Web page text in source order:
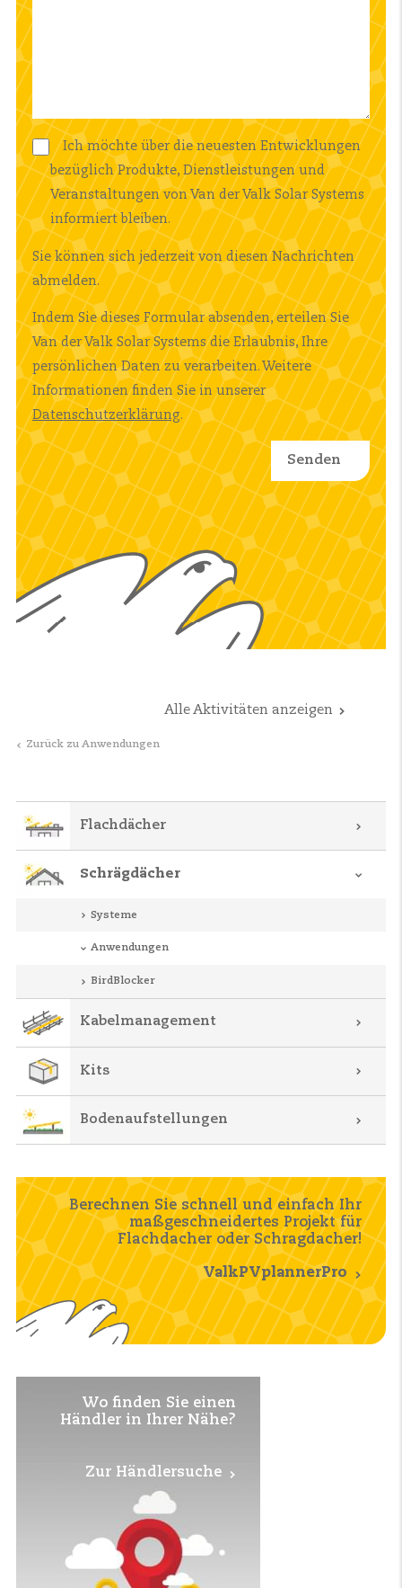
Ich möchte über die neuesten Entwicklungen
bezüglich Produkte, Dienstleistungen und
Veranstaltungen von Van der Valk Solar Systems
informiert bleiben.
Sie können sich jederzeit von diesen Nachrichten
abmelden.
Indem Sie dieses Formular absenden, erteilen Sie
Van der Valk Solar Systems die Erlaubnis, Ihre
persönlichen Daten zu verarbeiten. Weitere
Informationen finden Sie in unserer
Datenschutzerklärung.
Alle Aktivitäten anzeigen
Zurück zu Anwendungen
Flachdächer
Schrägdächer
Systeme
Anwendungen
BirdBlocker
Kabelmanagement
Kits
Bodenaufstellungen
Berechnen Sie schnell und einfach Ihr
maßgeschneidertes Projekt für
Flachdacher oder Schragdacher!
ValkPVplannerPro
Wo finden Sie einen
Händler in Ihrer Nähe?
Zur Händlersuche